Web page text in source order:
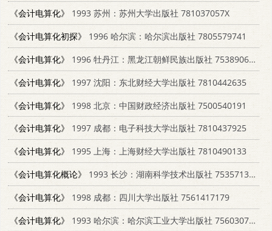
《会计电算化》
1993 苏州：苏州大学出版社 781037057X
《会计电算化初探》
1996 哈尔滨：哈尔滨出版社 7805579741
《会计电算化》
1996 牡丹江：黑龙江朝鲜民族出版社 7538906312
《会计电算化》
1997 沈阳：东北财经大学出版社 7810442635
《会计电算化》
1998 北京：中国财政经济出版社 7500540191
《会计电算化》
1997 成都：电子科技大学出版社 7810437925
《会计电算化》
1995 上海：上海财经大学出版社 7810490133
《会计电算化概论》
1993 长沙：湖南科学技术出版社 7535713912
《会计电算化》
1998 成都：四川大学出版社 7561417179
《会计电算化》
1993 哈尔滨：哈尔滨工业大学出版社 7560307922